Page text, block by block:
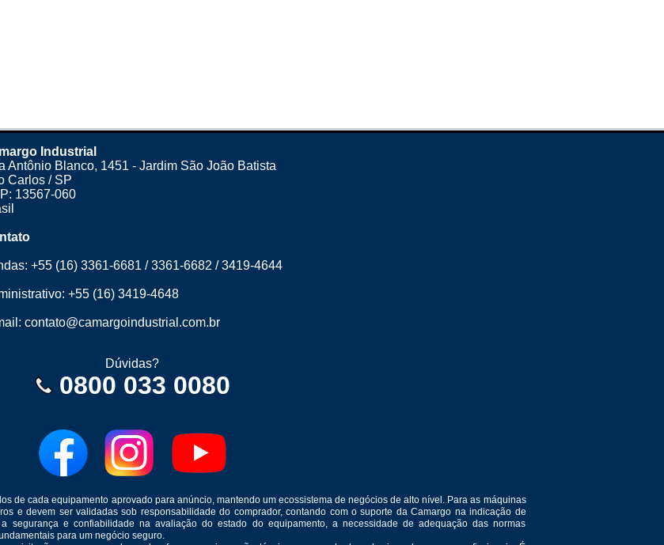
Industrial
Antônio Blanco, 1451 - Jardim São João Batista
Carlos / SP
13567-060
+55 (16) 3361-6681 /3361-6682 /3419-4644
+55 (16) 3419-4648
contato@camargoindustrial.com.br
Dúvidas?
0800 033 0080
de cada equipamento aprovado para anúncio, mantendo um ecossistema de negócios de alto nível. Para as máquinas
e devem ser validadas sob responsabilidade do comprador, contando com o suporte da Camargo na indicação de
segurança e confiabilidade na avaliação do estado do equipamento, a necessidade de adequação das normas
para um negócio seguro.